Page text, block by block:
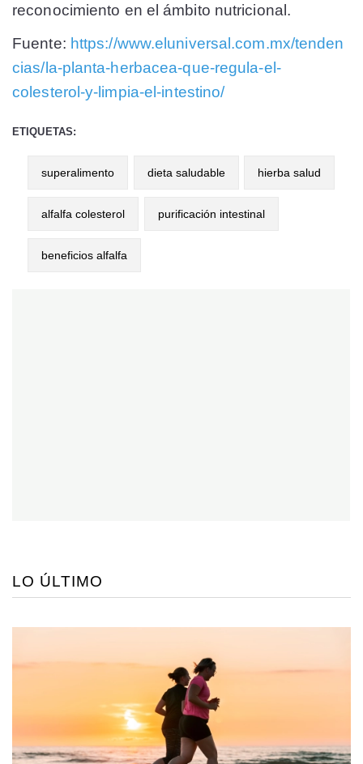
reconocimiento en el ámbito nutricional.
Fuente: https://www.eluniversal.com.mx/tenden
cias/la-planta-herbacea-que-regula-el-
colesterol-y-limpia-el-intestino/
ETIQUETAS:
superalimento dieta saludable hierba salud
alfalfa colesterol purificación intestinal
beneficios alfalfa
LO ÚLTIMO